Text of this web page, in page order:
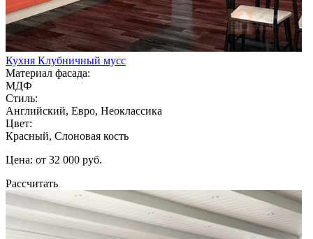
Кухня Клубничный мусс
Материал фасада:
МДФ
Стиль:
Английский, Евро, Неоклассика
Цвет:
Красный, Слоновая кость
Цена: от 32 000 руб.
Рассчитать